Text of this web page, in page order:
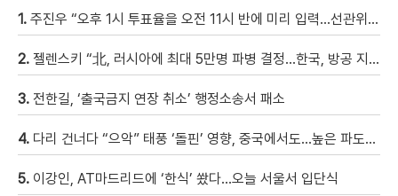
1. 주진우 “오후 1시 투표율을 오전 11시 반에 미리 입력…선관위 ‘타임머신 조작‘” [현장영상]
2. 젤렌스키 “北, 러시아에 최대 5만명 파병 결정…한국, 방공 지원해달라”
3. 전한길, ‘출국금지 연장 취소’ 행정소송서 패소
4. 다리 건너다 “으악” 태풍 ‘돌핀’ 영향, 중국에서도…높은 파도에 휩쓸려 9세 아이 실종 [현장영상]
5. 이강인, AT마드리드에 ‘한식’ 쐈다…오늘 서울서 입단식